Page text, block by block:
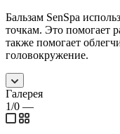
Бальзам SenSpa
точкам. Это помогает
также помогает
головокружение.
Галерея
1/0 —